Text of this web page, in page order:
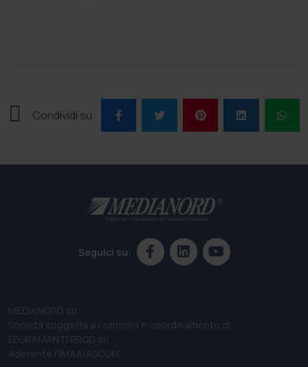
Condividi su:
Seguici su:
MEDIANORD srl
Società soggetta a controllo e coordinamento di
LEGRAMANTI PROD srl
Aderente FIMAA/ASCOM